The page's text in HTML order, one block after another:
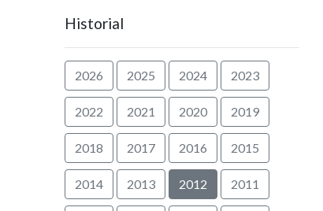
Historial
2026 2025 2024 2023
2022 2021 2020 2019
2018 2017 2016 2015
2014 2013 2012 2011